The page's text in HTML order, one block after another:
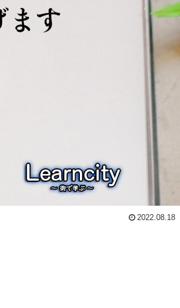
2022.08.18